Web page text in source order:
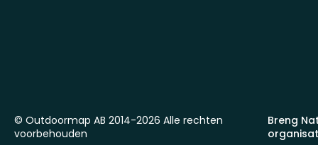
Breng
© Outdoormap AB 2014-2026 Alle rechten
voorbehouden